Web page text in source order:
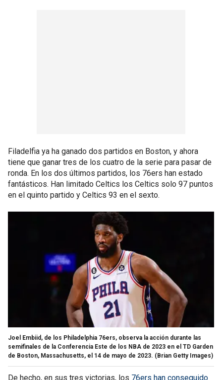
Filadelfia ya ha ganado dos partidos en Boston, y ahora
tiene que ganar tres de los cuatro de la serie para pasar de
ronda. En los dos últimos partidos, los 76ers han estado
fantásticos. Han limitado Celtics los Celtics solo 97 puntos
en el quinto partido y Celtics 93 en el sexto.
Joel Embiid, de los Philadelphia 76ers, observa la acción durante las
semifinales de la Conferencia Este de los NBA de 2023 en el TD Garden
de Boston, Massachusetts, el 14 de mayo de 2023. (Brian Getty Images)
De hecho, en sus tres victorias, los 76ers han conseguido